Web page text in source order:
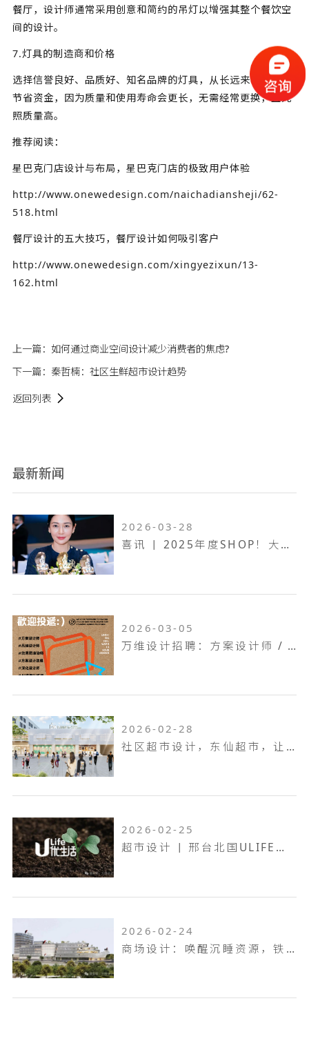
餐厅，设计师通常采用创意和简约的吊灯以增强其整个餐饮空
间的设计。
7.灯具的制造商和价格
选择信誉良好、品质好、知名品牌的灯具，从长远来看，可以
节省资金，因为质量和使用寿命会更长，无需经常更换，且光
照质量高。
推荐阅读：
星巴克门店设计与布局，星巴克门店的极致用户体验
http://www.onewedesign.com/naichadiansheji/62-
518.html
餐厅设计的五大技巧，餐厅设计如何吸引客户
http://www.onewedesign.com/xingyezixun/13-
162.html
上一篇： 如何通过商业空间设计减少消费者的焦虑?
下一篇： 秦哲楠：社区生鲜超市设计趋势
返回列表
最新新闻
2026-03-28
喜讯 | 2025年度SHOP！大奖赛，万维设计斩获一金两银！
2026-03-05
万维设计招聘：方案设计师 / 方案设计助理...
2026-02-28
社区超市设计，东仙超市，让生活回归本真！
2026-02-25
超市设计 | 邢台北国ULIFE，共生共融，工业底色的烟火叙事！
2026-02-24
商场设计：唤醒沉睡资源，铁岭双燕天河城，狂揽 9.6 万客流